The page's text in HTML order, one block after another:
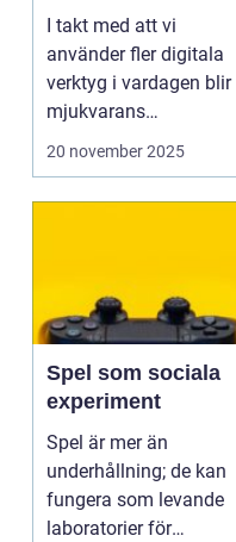
I takt med att vi
använder fler digitala
verktyg i vardagen blir
mjukvarans
anpassningsför...
20 november 2025
Spel som sociala
experiment
Spel är mer än
underhållning; de kan
fungera som levande
laboratorier för